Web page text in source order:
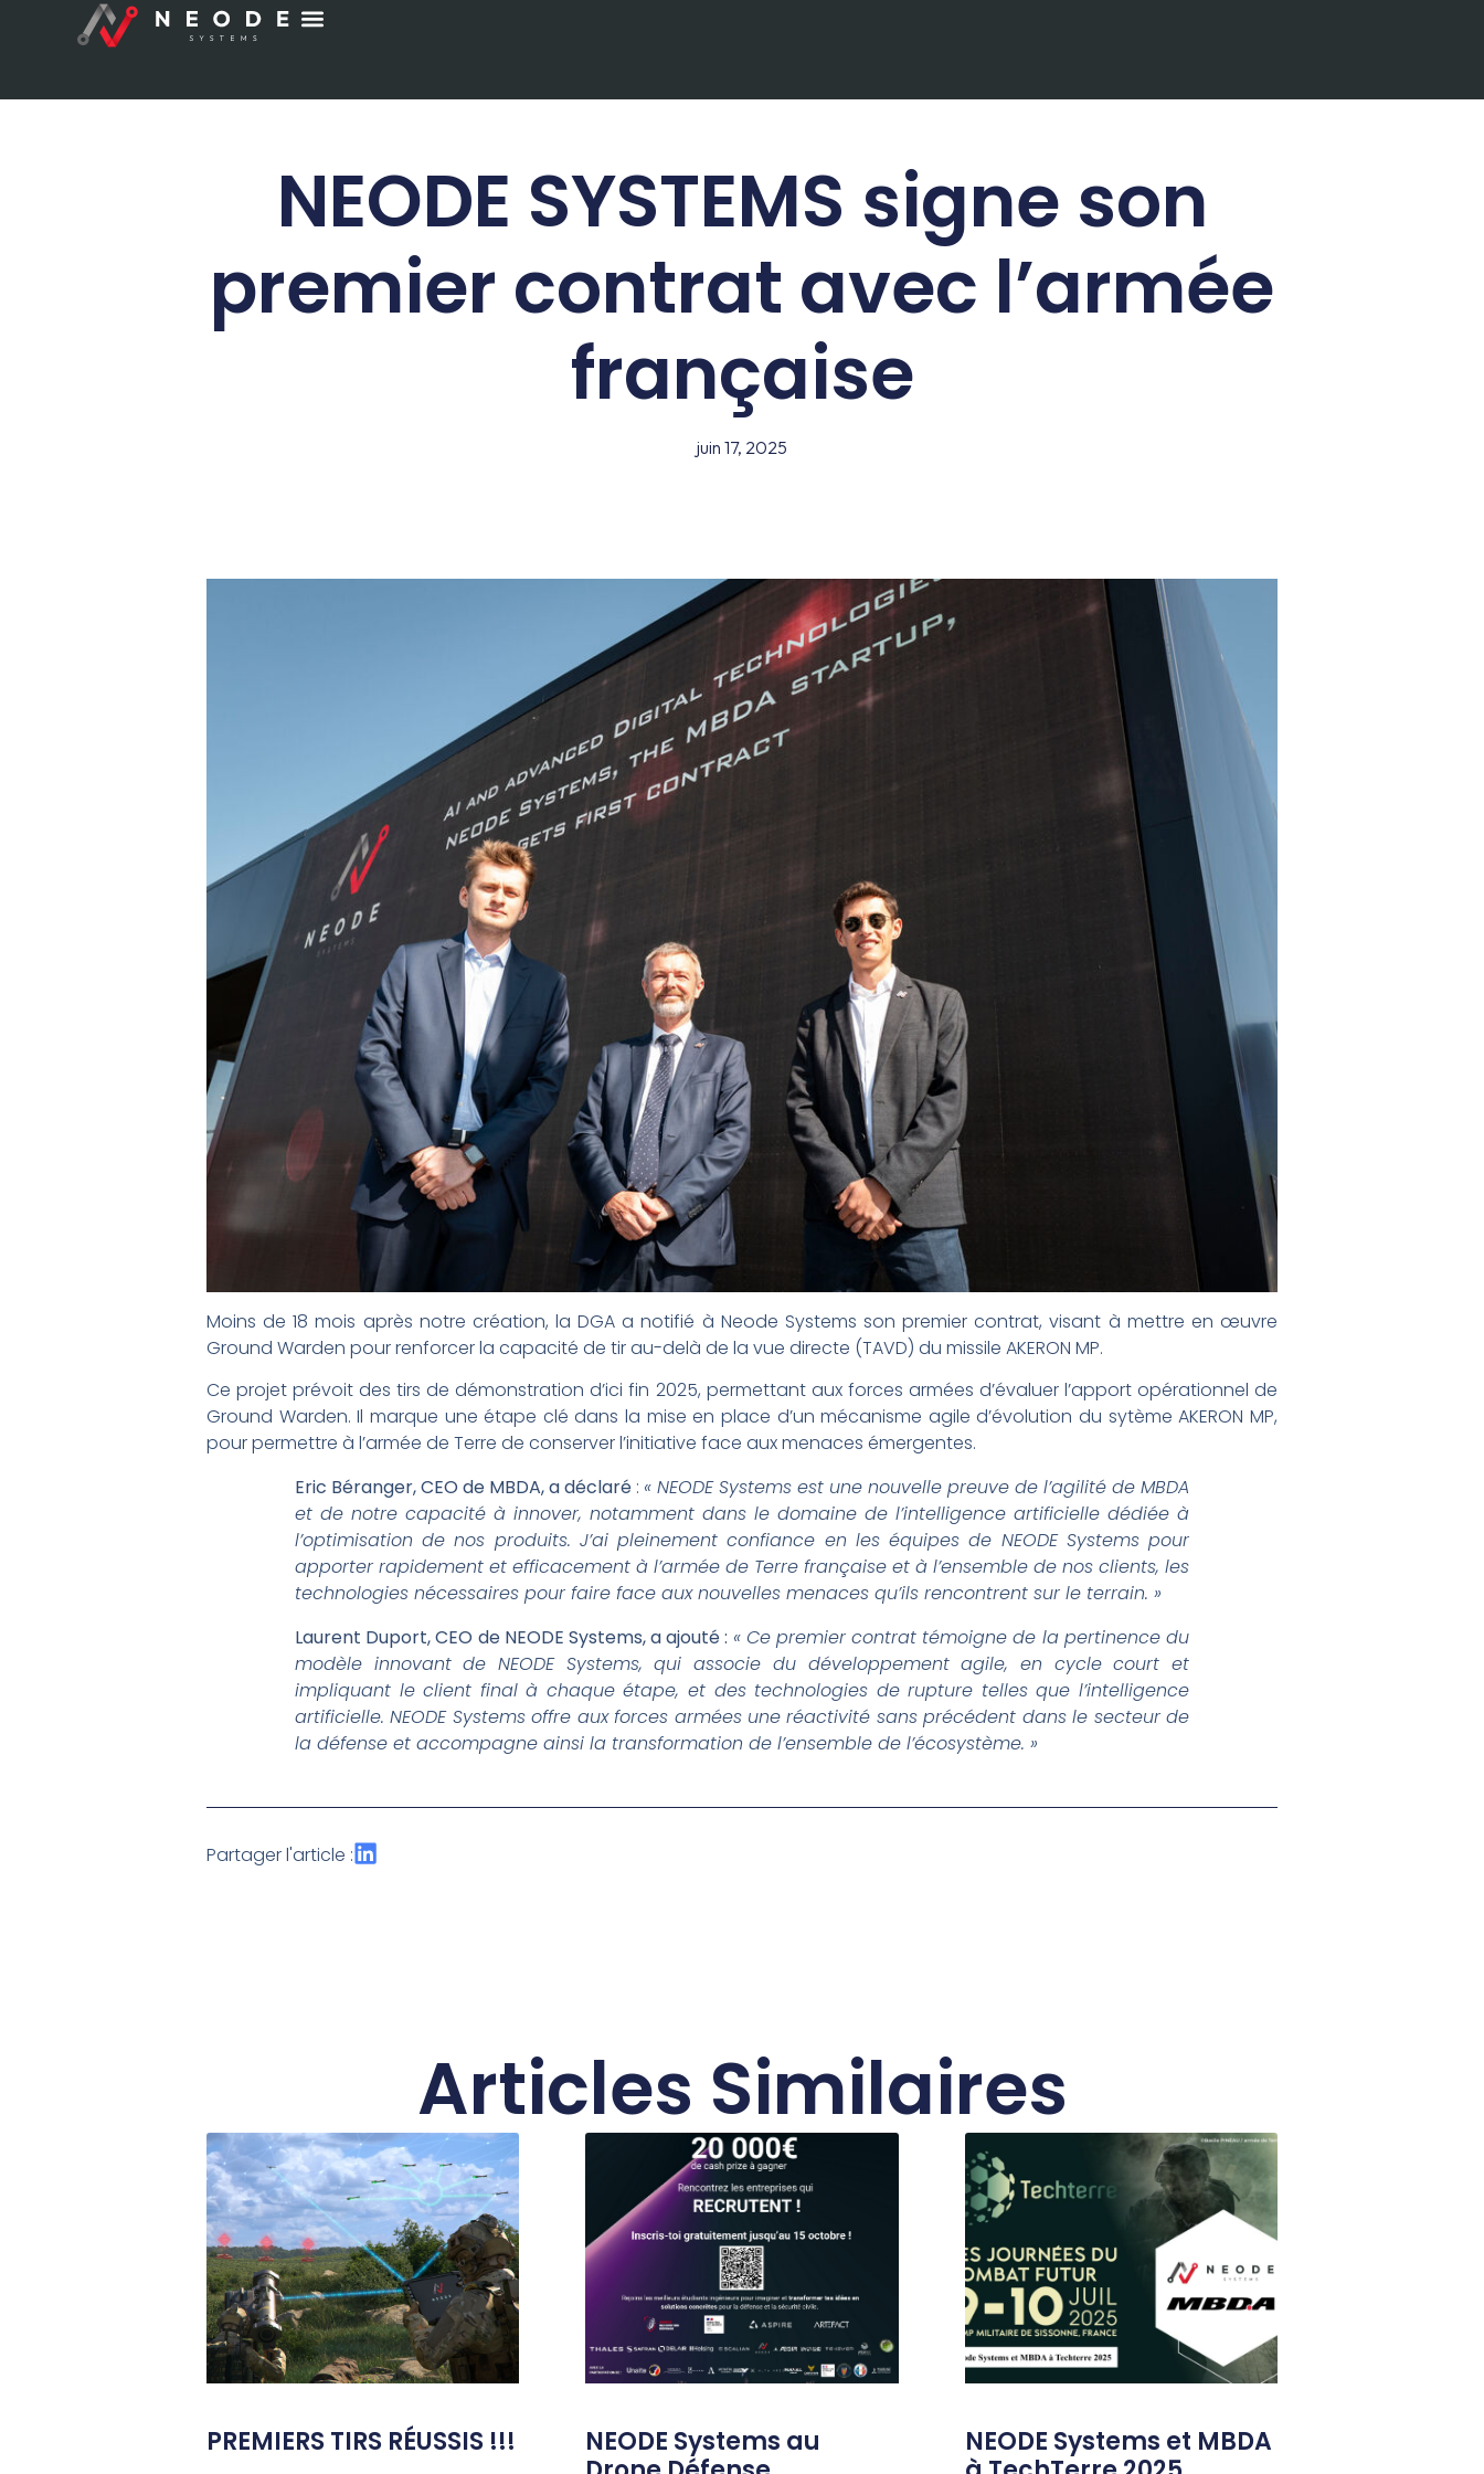
NEODE SYSTEMS signe son
premier contrat avec l’armée
française
juin 17, 2025
Moins de 18 mois après notre création, la DGA a notifié à Neode Systems son premier contrat, visant à mettre en œuvre
Ground Warden pour renforcer la capacité de tir au-delà de la vue directe (TAVD) du missile AKERON MP.
Ce projet prévoit des tirs de démonstration d’ici fin 2025, permettant aux forces armées d’évaluer l’apport opérationnel de
Ground Warden. Il marque une étape clé dans la mise en place d’un mécanisme agile d’évolution du sytème AKERON MP,
pour permettre à l’armée de Terre de conserver l’initiative face aux menaces émergentes.
Eric Béranger, CEO de MBDA, a déclaré : « NEODE Systems est une nouvelle preuve de l’agilité de MBDA
et de notre capacité à innover, notamment dans le domaine de l’intelligence artificielle dédiée à
l’optimisation de nos produits. J’ai pleinement confiance en les équipes de NEODE Systems pour
apporter rapidement et efficacement à l’armée de Terre française et à l’ensemble de nos clients, les
technologies nécessaires pour faire face aux nouvelles menaces qu’ils rencontrent sur le terrain. »
Laurent Duport, CEO de NEODE Systems, a ajouté : « Ce premier contrat témoigne de la pertinence du
modèle innovant de NEODE Systems, qui associe du développement agile, en cycle court et
impliquant le client final à chaque étape, et des technologies de rupture telles que l’intelligence
artificielle. NEODE Systems offre aux forces armées une réactivité sans précédent dans le secteur de
la défense et accompagne ainsi la transformation de l’ensemble de l’écosystème. »
Partager l'article :
Articles Similaires
PREMIERS TIRS RÉUSSIS !!!
NEODE Systems au
NEODE Systems et MBDA